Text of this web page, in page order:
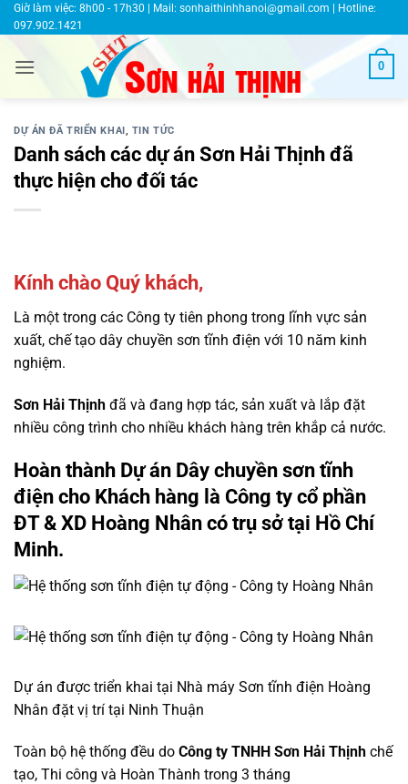
Bỏ
qua
dung
Giờ làm việc: 8h00 - 17h30 | Mail: sonhaithinhhanoi@gmail.com | Hotline:
097.902.1421
0
DỰ ÁN ĐÃ TRIỂN KHAI, TIN TỨC
Danh sách các dự án Sơn Hải Thịnh đã
thực hiện cho đối tác
Kính chào Quý khách,
Là một trong các Công ty tiên phong trong lĩnh vực sản
xuất, chế tạo dây chuyền sơn tĩnh điện với 10 năm kinh
nghiệm.
Sơn Hải Thịnh đã và đang hợp tác, sản xuất và lắp đặt
nhiều công trình cho nhiều khách hàng trên khắp cả nước.
Hoàn thành Dự án Dây chuyền sơn tĩnh
điện cho Khách hàng là Công ty cổ phần
ĐT & XD Hoàng Nhân có trụ sở tại Hồ Chí
Minh.
Dự án được triển khai tại Nhà máy Sơn tĩnh điện Hoàng
Nhân đặt vị trí tại Ninh Thuận
Toàn bộ hệ thống đều do Công ty TNHH Sơn Hải Thịnh chế
tạo, Thi công và Hoàn Thành trong 3 tháng